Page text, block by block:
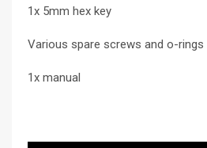
1x 5mm hex key
Various spare screws and o-rings
1x manual